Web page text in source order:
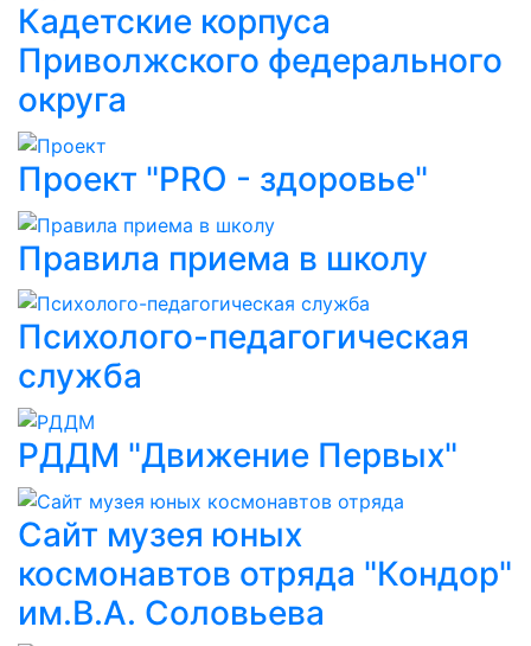
Кадетские корпуса
Приволжского федерального
округа
Проект "PRO - здоровье"
Правила приема в школу
Психолого-педагогическая
служба
РДДМ "Движение Первых"
Сайт музея юных
космонавтов отряда "Кондор"
им.В.А. Соловьева